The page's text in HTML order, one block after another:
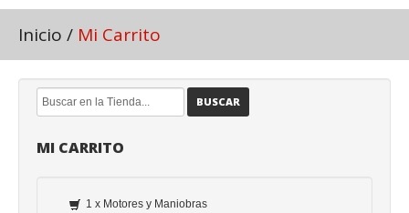
Inicio / Mi Carrito
BUSCAR
MI CARRITO
1 x Motores y Maniobras